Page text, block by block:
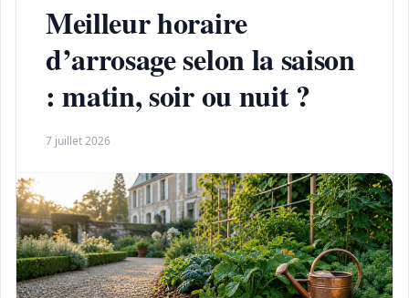
Meilleur horaire
d’arrosage selon la saison
: matin, soir ou nuit ?
7 juillet 2026